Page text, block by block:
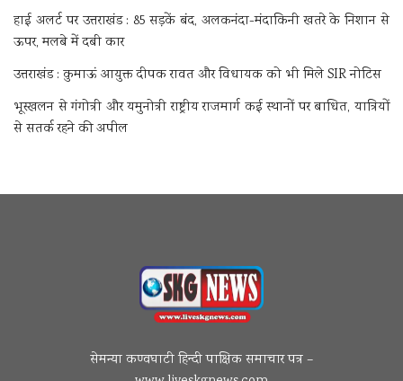
हाई अलर्ट पर उत्तराखंड : 85 सड़कें बंद, अलकनंदा-मंदाकिनी खतरे के निशान से
ऊपर, मलबे में दबी कार
उत्तराखंड : कुमाऊं आयुक्त दीपक रावत और विधायक को भी मिले SIR नोटिस
भूस्खलन से गंगोत्री और यमुनोत्री राष्ट्रीय राजमार्ग कई स्थानों पर बाधित, यात्रियों
से सतर्क रहने की अपील
सेमन्या कण्वघाटी हिन्दी पाक्षिक समाचार पत्र –